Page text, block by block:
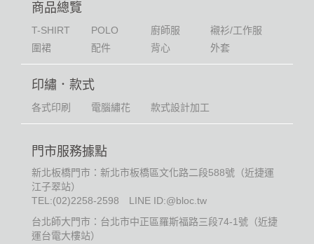
商品總覽
T-SHIRT POLO 廚師服
襯衫/工作服
圍裙
配件 背心 外套
印繡．款式
各式印刷 電腦繡花 款式設計加工
門市服務據點
新北板橋門市：新北市板橋區文化路二段588號（近捷運
江子翠站）
TEL:(02)2258-2598
LINE ID:@bloc.tw
台北師大門市：台北市中正區羅斯福路三段74-1號（近捷
運台電大樓站）